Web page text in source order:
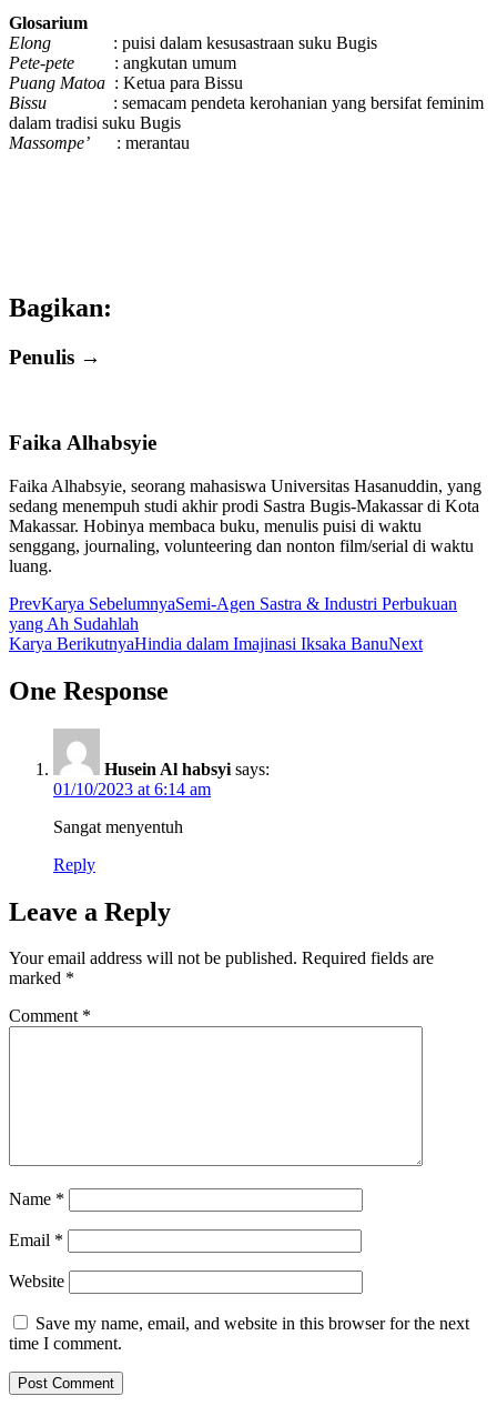
Glosarium
Elong
: puisi dalam kesusastraan suku Bugis
Pete-pete : angkutan umum
Puang Matoa : Ketua para Bissu
Bissu : semacam pendeta kerohanian yang bersifat feminim
dalam tradisi suku Bugis
Massompe’ : merantau
Bagikan:
Penulis →
Faika Alhabsyie
Faika Alhabsyie, seorang mahasiswa Universitas Hasanuddin, yang
sedang menempuh studi akhir prodi Sastra Bugis-Makassar di Kota
Makassar. Hobinya membaca buku, menulis puisi di waktu
senggang, journaling, volunteering dan nonton film/serial di waktu
luang.
PrevKarya SebelumnyaSemi-Agen Sastra & Industri Perbukuan
yang Ah Sudahlah
Karya BerikutnyaHindia dalam Imajinasi Iksaka BanuNext
One Response
Husein Al habsyi says:
01/10/2023 at 6:14 am
Sangat menyentuh
Reply
Leave a Reply
Your email address will not be published. Required fields are
marked *
Comment *
Name *
Email *
Website
Save my name, email, and website in this browser for the next
time I comment.